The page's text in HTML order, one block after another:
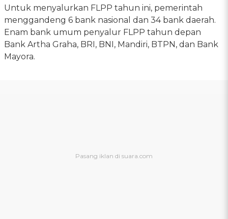
Untuk menyalurkan FLPP tahun ini, pemerintah
menggandeng 6 bank nasional dan 34 bank daerah.
Enam bank umum penyalur FLPP tahun depan
Bank Artha Graha, BRI, BNI, Mandiri, BTPN, dan Bank
Mayora.